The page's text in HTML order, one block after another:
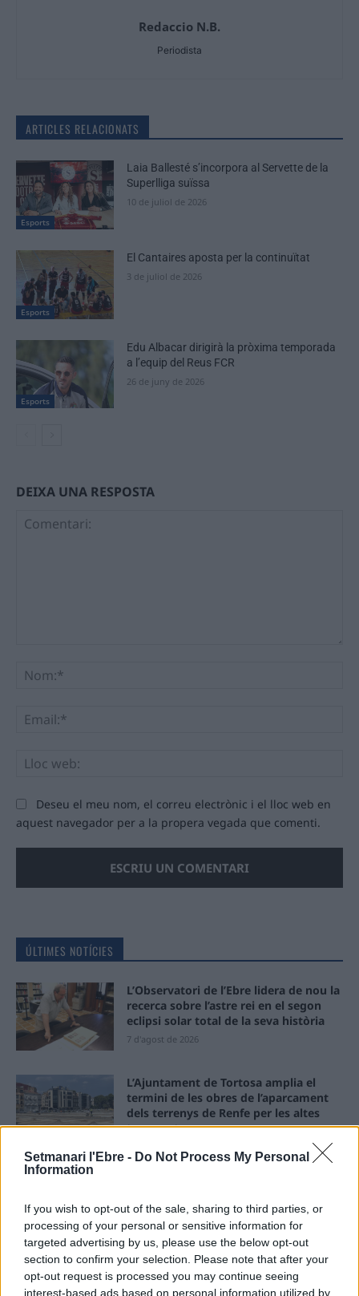
Setmanari l'Ebre - Do Not Process My Personal
Information
If you wish to opt-out of the sale, sharing to third parties, or
processing of your personal or sensitive information for
targeted advertising by us, please use the below opt-out
section to confirm your selection. Please note that after your
opt-out request is processed you may continue seeing
interest-based ads based on personal information utilized by
Redaccio N.B.
Periodista
ARTICLES RELACIONATS
Esports
Laia Ballesté s’incorpora al Servette de la
Superlliga suïssa
10 de juliol de 2026
Esports
El Cantaires aposta per la continuïtat
3 de juliol de 2026
Esports
Edu Albacar dirigirà la pròxima temporada
a l’equip del Reus FCR
26 de juny de 2026
DEIXA UNA RESPOSTA
Deseu el meu nom, el correu electrònic i el lloc web en
aquest navegador per a la propera vegada que comenti.
ÚLTIMES NOTÍCIES
L’Observatori de l’Ebre lidera de nou la
recerca sobre l’astre rei en el segon
eclipsi solar total de la seva història
7 d'agost de 2026
L’Ajuntament de Tortosa amplia el
termini de les obres de l’aparcament
dels terrenys de Renfe per les altes
temperatures
vincula patrimoni, turisme i
gastronomia
6 d'agost de 2026
Els vestits de paper guanyen força